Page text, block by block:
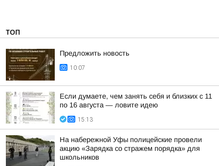
ТОП
Предложить новость
10:07
Если думаете, чем занять себя и близких с 11
по 16 августа — ловите идею
15:13
На набережной Уфы полицейские провели
акцию «Зарядка со стражем порядка» для
школьников